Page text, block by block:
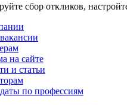
сбор откликов,
на сайте
и статьи
по профессиям